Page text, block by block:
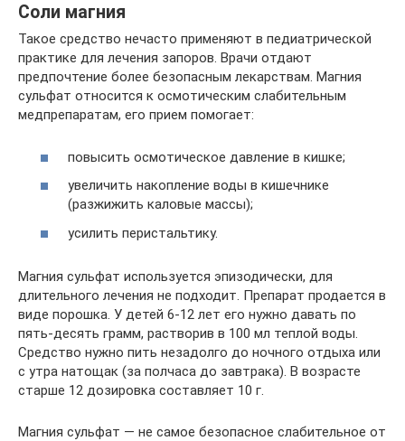
Соли магния
Такое средство нечасто применяют в педиатрической
практике для лечения запоров. Врачи отдают
предпочтение более безопасным лекарствам. Магния
сульфат относится к осмотическим слабительным
медпрепаратам, его прием помогает:
повысить осмотическое давление в кишке;
увеличить накопление воды в кишечнике
(разжижить каловые массы);
усилить перистальтику.
Магния сульфат используется эпизодически, для
длительного лечения не подходит. Препарат продается в
виде порошка. У детей 6-12 лет его нужно давать по
пять-десять грамм, растворив в 100 мл теплой воды.
Средство нужно пить незадолго до ночного отдыха или
с утра натощак (за полчаса до завтрака). В возрасте
старше 12 дозировка составляет 10 г.
Магния сульфат — не самое безопасное слабительное от